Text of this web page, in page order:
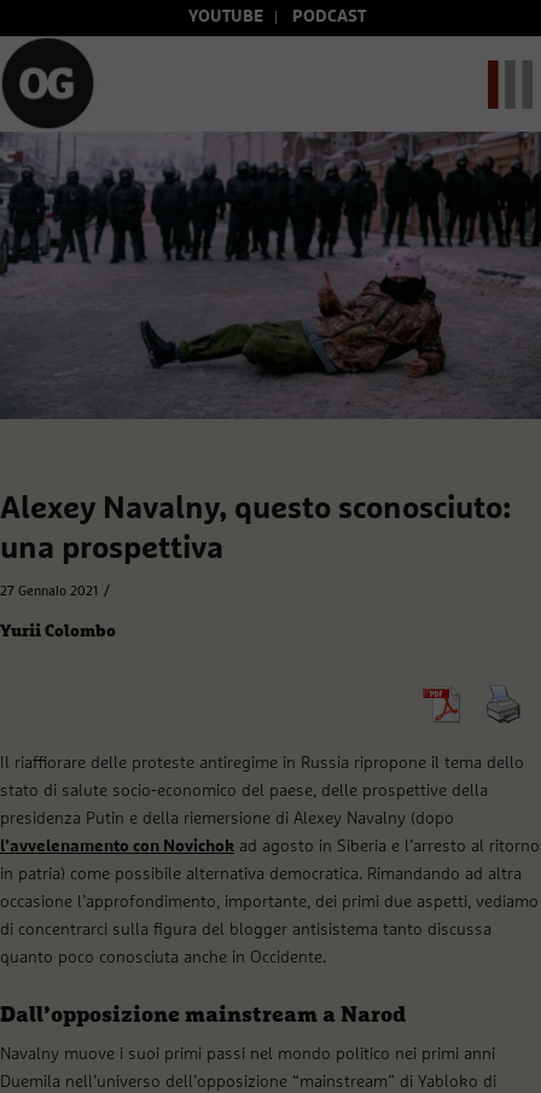
YOUTUBE PODCAST
Alexey Navalny, questo sconosciuto:
una prospettiva
27 Gennaio 2021 /
Yurii Colombo
Il riaffiorare delle proteste antiregime in Russia ripropone il tema dello
stato di salute socio-economico del paese, delle prospettive della
presidenza Putin e della riemersione di Alexey Navalny (dopo
l’avvelenamento con Novichok ad agosto in Siberia e l’arresto al ritorno
in patria) come possibile alternativa democratica. Rimandando ad altra
occasione l’approfondimento, importante, dei primi due aspetti, vediamo
di concentrarci sulla figura del blogger antisistema tanto discussa
quanto poco conosciuta anche in Occidente.
Dall’opposizione mainstream a Narod
Navalny muove i suoi primi passi nel mondo politico nei primi anni
Duemila nell’universo dell’opposizione “mainstream” di Yabloko di